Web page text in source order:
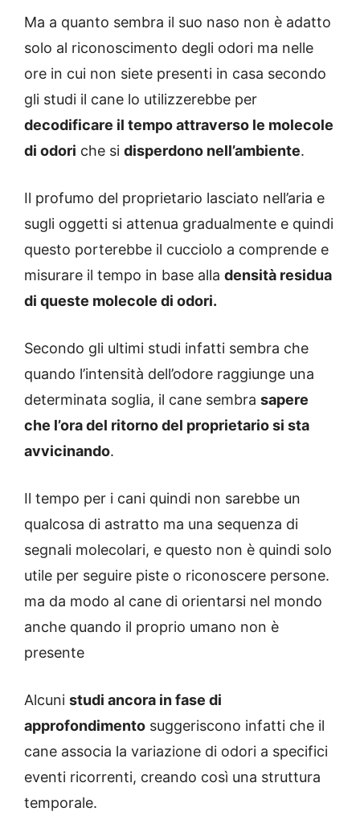
Ma a quanto sembra il suo naso non è adatto
solo al riconoscimento degli odori ma nelle
ore in cui non siete presenti in casa secondo
gli studi il cane lo utilizzerebbe per
decodificare il tempo attraverso le molecole
di odori che si disperdono nell’ambiente.
Il profumo del proprietario lasciato nell’aria e
sugli oggetti si attenua gradualmente e quindi
questo porterebbe il cucciolo a comprende e
misurare il tempo in base alla densità residua
di queste molecole di odori.
Secondo gli ultimi studi infatti sembra che
quando l’intensità dell’odore raggiunge una
determinata soglia, il cane sembra sapere
che l’ora del ritorno del proprietario si sta
avvicinando.
Il tempo per i cani quindi non sarebbe un
qualcosa di astratto ma una sequenza di
segnali molecolari, e questo non è quindi solo
utile per seguire piste o riconoscere persone.
ma da modo al cane di orientarsi nel mondo
anche quando il proprio umano non è
presente
Alcuni studi ancora in fase di
approfondimento suggeriscono infatti che il
cane associa la variazione di odori a specifici
eventi ricorrenti, creando così una struttura
temporale.